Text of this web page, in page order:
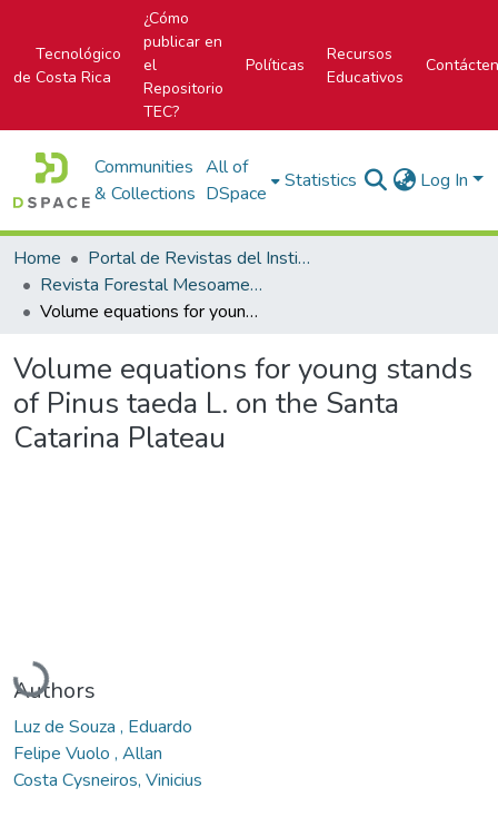
Tecnológico
de Costa Rica
¿Cómo
publicar en
el
Repositorio
TEC?
Políticas
Recursos
Educativos
Communities
& Collections
All of
DSpace
Statistics Log In
Home
Portal de Revistas del Instituto Tecnológico de Costa Rica
Revista Forestal Mesoamericana Kurú
Volume equations for young stands of Pinus taeda L. on the Santa Catarina Plateau
Volume equations for young stands
of Pinus taeda L. on the Santa
Catarina Plateau
Loading...
Authors
Luz de Souza , Eduardo
Felipe Vuolo , Allan
Costa Cysneiros, Vinicius